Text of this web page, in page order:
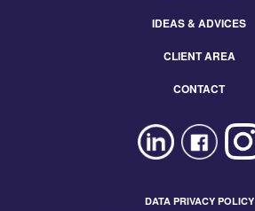
IDEAS & ADVICES
CLIENT AREA
CONTACT
DATA PRIVACY POLICY